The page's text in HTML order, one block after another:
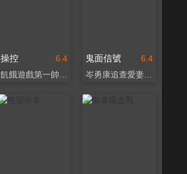
6.4
操控
飢餓遊戲第一帥變渣男
6.4
鬼面信號
岑勇康追查愛妻失蹤案